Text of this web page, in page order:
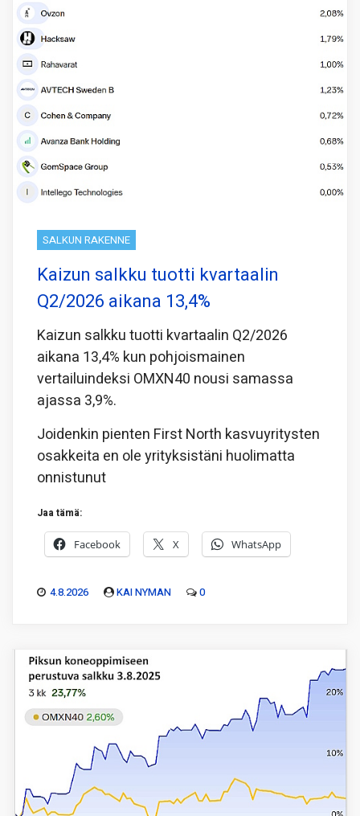
SALKUN RAKENNE
Kaizun salkku tuotti kvartaalin
Q2/2026 aikana 13,4%
Kaizun salkku tuotti kvartaalin Q2/2026
aikana 13,4% kun pohjoismainen
vertailuindeksi OMXN40 nousi samassa
ajassa 3,9%.
Joidenkin pienten First North kasvuyritysten
osakkeita en ole yrityksistäni huolimatta
onnistunut
Jaa tämä:
Facebook X WhatsApp
4.8.2026 KAI NYMAN 0